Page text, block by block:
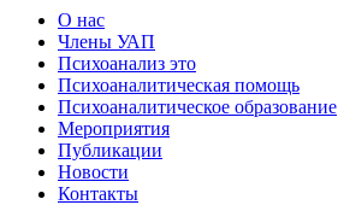
О нас
Члены УАП
Психоанализ это
Психоаналитическая помощь
Психоаналитическое образование
Мероприятия
Публикации
Новости
Контакты